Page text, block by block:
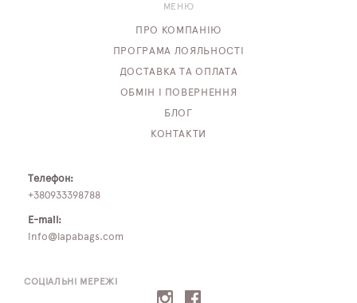
СОЦІАЛЬНІ МЕРЕЖІ
МЕНЮ
ПРО КОМПАНІЮ
ПРОГРАМА ЛОЯЛЬНОСТІ
ДОСТАВКА ТА ОПЛАТА
ОБМІН І ПОВЕРНЕННЯ
БЛОГ
КОНТАКТИ
Телефон:
+380933398788
E-mail:
info@lapabags.com